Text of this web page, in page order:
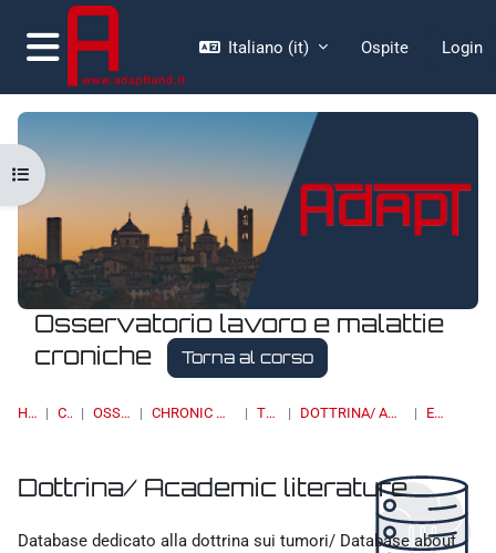
Vai al contenuto principale
Pannello laterale
Italiano ‎(it)‎ Ospite Login
Osservatorio lavoro e malattie
croniche
Torna al corso
HOME CORSI OSSERVATORI CHRONIC DISEASES & WORK TOPIC 11 DOTTRINA/ ACADEMIC LITERATURE ELENCO
Apri indice del corso
Dottrina/ Academic literature
Database dedicato alla dottrina sui tumori/ Database about